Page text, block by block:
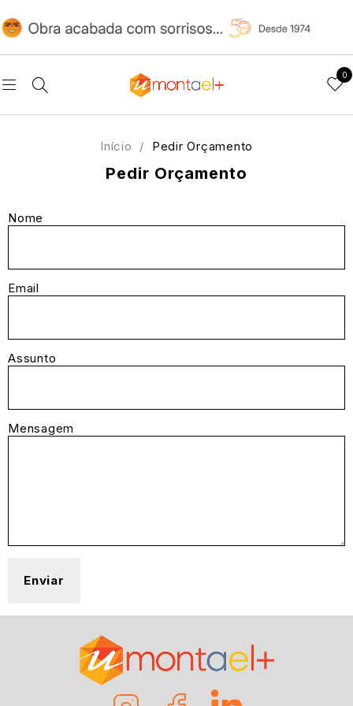
0
Pedir Orçamento
Início / Pedir Orçamento
Nome
Email
Assunto
Mensagem